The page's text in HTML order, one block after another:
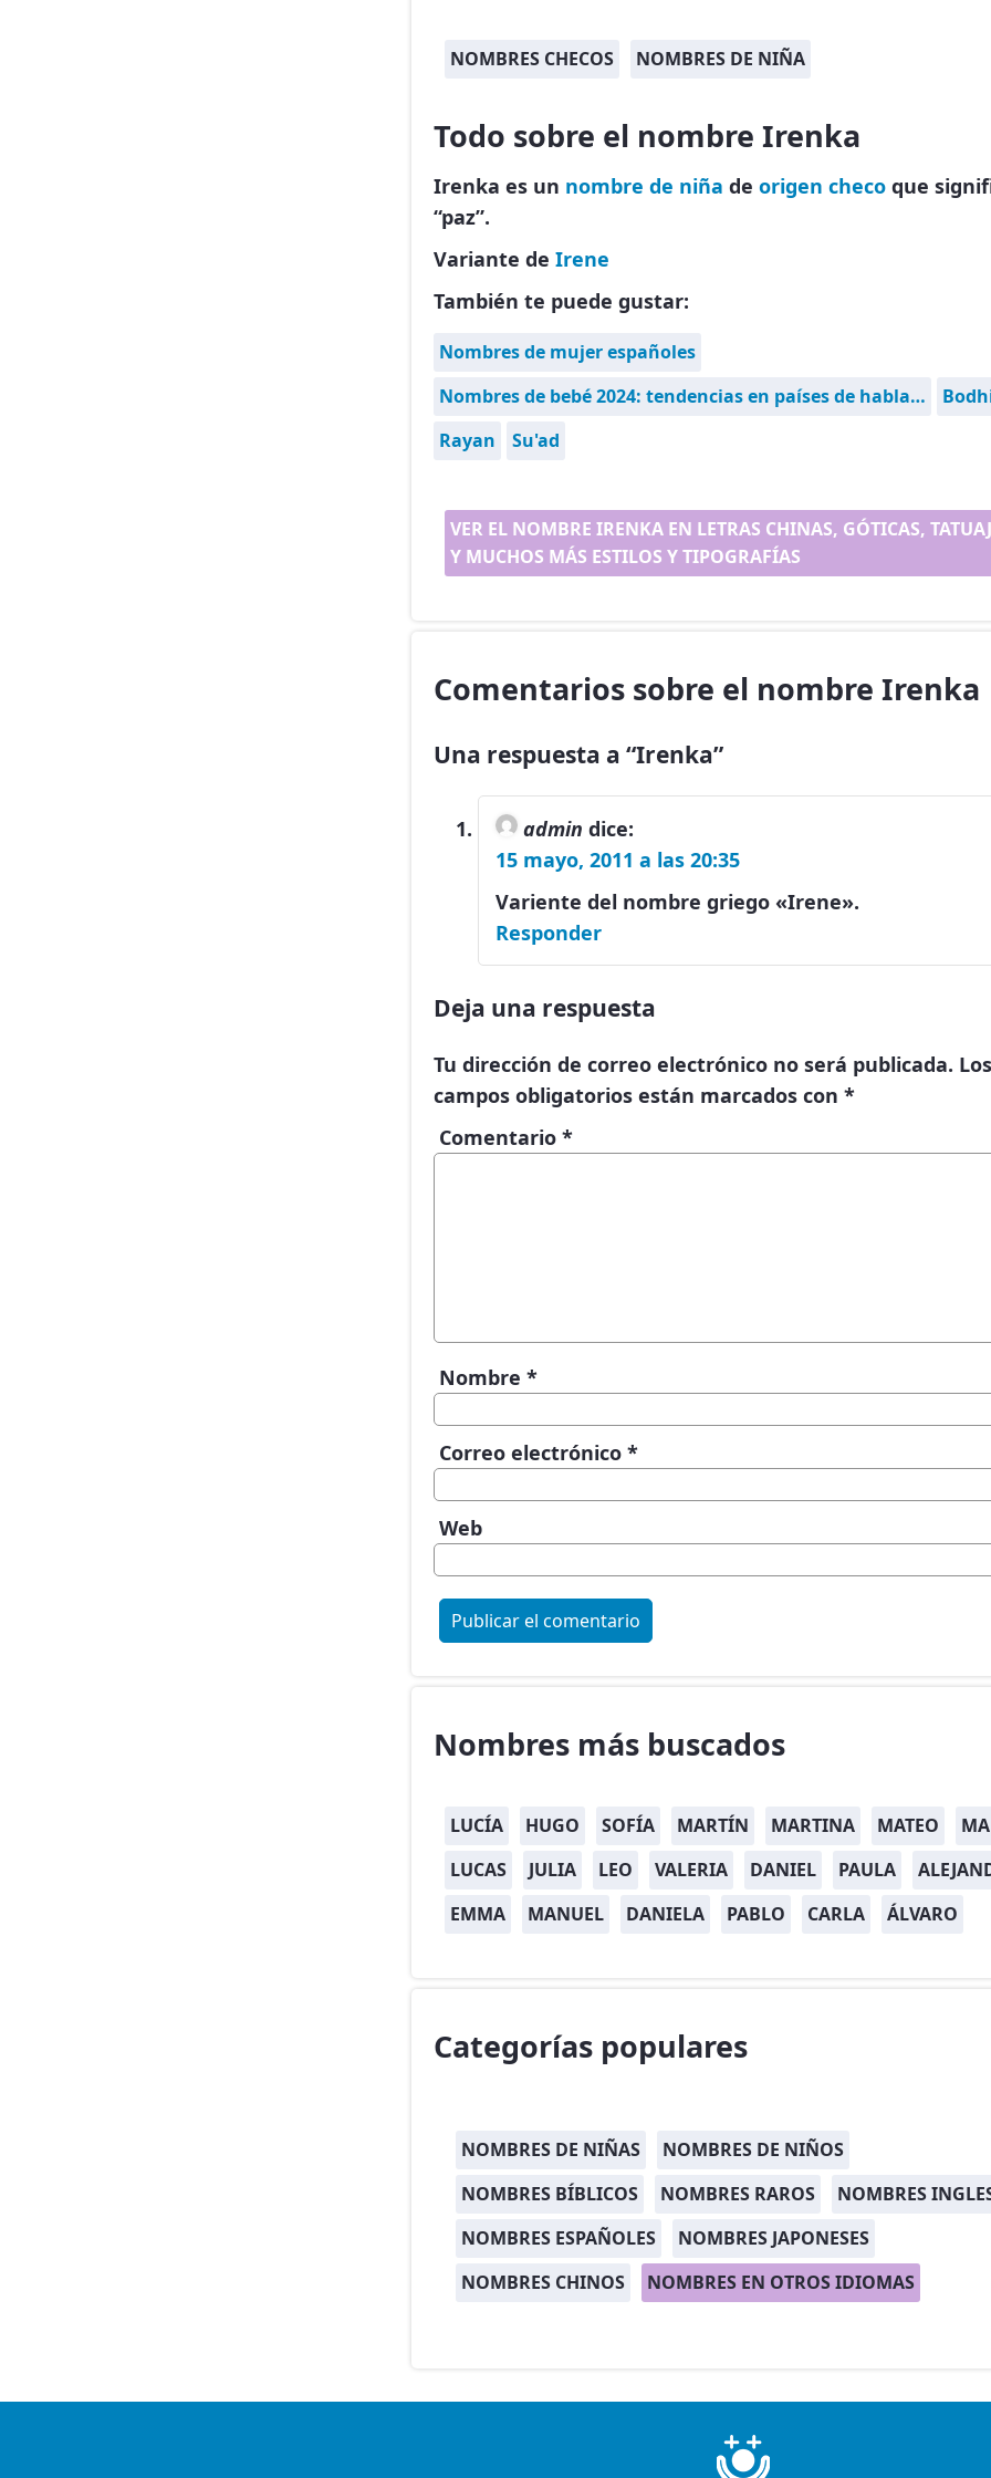
NOMBRES CHECOS NOMBRES DE NIÑA
Todo sobre el nombre Irenka
Irenka es un nombre de niña de origen checo que
“paz”.
Variante de Irene
También te puede gustar:
Nombres de mujer españoles
Nombres de bebé 2024: tendencias en países de habla…
Rayan
Su'ad
VER EL NOMBRE IRENKA EN LETRAS CHINAS, GÓTICAS,
Y MUCHOS MÁS ESTILOS Y TIPOGRAFÍAS
Comentarios sobre el nombre Irenka
Una respuesta a “Irenka”
admin dice:
15 mayo, 2011 a las 20:35
Variente del nombre griego «Irene».
Responder
Deja una respuesta
Tu dirección de correo electrónico no será publicada. Los
campos obligatorios están marcados con *
Comentario *
Nombre *
Correo electrónico *
Web
Nombres más buscados
LUCÍA HUGO SOFÍA MARTÍN MARTINA MATEO
LUCAS
JULIA LEO VALERIA DANIEL PAULA
EMMA
MANUEL DANIELA PABLO CARLA ÁLVARO
Categorías populares
NOMBRES DE NIÑAS
NOMBRES DE NIÑOS
NOMBRES BÍBLICOS
NOMBRES RAROS
NOMBRES
NOMBRES ESPAÑOLES
NOMBRES JAPONESES
NOMBRES CHINOS
NOMBRES EN OTROS IDIOMAS